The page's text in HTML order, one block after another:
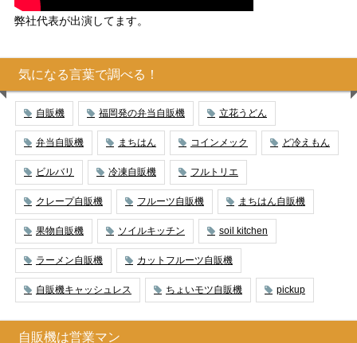
弊社代表が出演してます。
気になる言葉で調べる！
自販機 福岡発の弁当自販機 立花うどん
弁当自販機 まちはん コインメック ど冷えもん
ビルバリ 冷凍自販機 フルトリエ
クレープ自販機 フルーツ自販機 まちはん自販機
果物自販機 ソイルキッチン soil kitchen
ラーメン自販機 カットフルーツ自販機
自販機キャッシュレス ちょいモツ自販機 pickup
自販機は営業マン